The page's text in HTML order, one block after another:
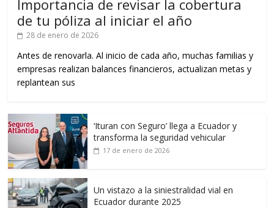
Importancia de revisar la cobertura
de tu póliza al iniciar el año
28 de enero de 2026
Antes de renovarla. Al inicio de cada año, muchas familias y
empresas realizan balances financieros, actualizan metas y
replantean sus
‘Ituran con Seguro’ llega a Ecuador y
transforma la seguridad vehicular
17 de enero de 2026
Un vistazo a la siniestralidad vial en
Ecuador durante 2025